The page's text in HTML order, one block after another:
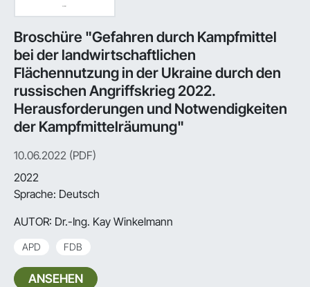
Broschüre "Gefahren durch Kampfmittel
bei der landwirtschaftlichen
Flächennutzung in der Ukraine durch den
russischen Angriffskrieg 2022.
Herausforderungen und Notwendigkeiten
der Kampfmittelräumung"
10.06.2022 (PDF)
2022
Sprache: Deutsch
AUTOR: Dr.-Ing. Kay Winkelmann
APD FDB
ANSEHEN